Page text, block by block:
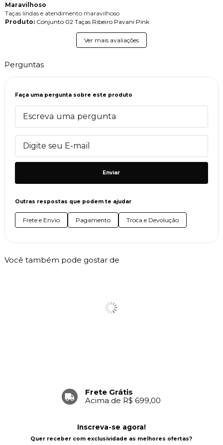
Maravilhoso
Taças lindas e atendimento maravilhoso
Produto:Conjunto 02 Taças Ribeiro Pavani Pink
Ver mais avaliações
Perguntas
Faça uma pergunta sobre este produto
Enviar
Outras respostas que podem te ajudar
Frete e Envio Pagamento Troca e Devolução
Você também pode gostar de
Frete Grátis
Acima de R$ 699,00
Inscreva-se agora!
Quer receber com exclusividade as melhores ofertas?